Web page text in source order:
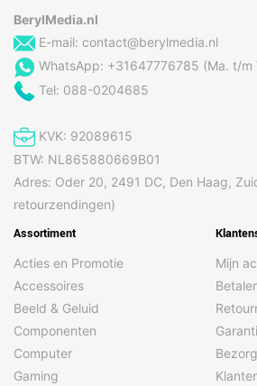
BerylMedia.nl
E-mail: contact@berylmedia.nl
WhatsApp: +31647776785 (Ma. t/
Tel: 088-0204685
KVK: 92089615
BTW: NL865880669B01
Adres: Oder 20, 2491 DC, Den Haag,
retourzendingen)
Assortiment
Acties en Promotie
Accessoires
Beeld & Geluid
Componenten
Computer
Gaming
Mijn